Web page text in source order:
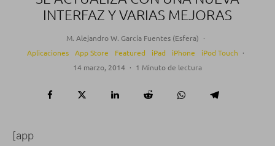
INTERFAZ Y VARIAS MEJORAS
M. Alejandro W. García Fuentes (Esfera) ·
Aplicaciones
App Store Featured iPad iPhone iPod Touch ·
14 marzo, 2014 · 1 Minuto de lectura
[app